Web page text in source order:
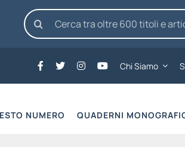
Cerca
per:
Chi Siamo
NUMERO QUADERNI